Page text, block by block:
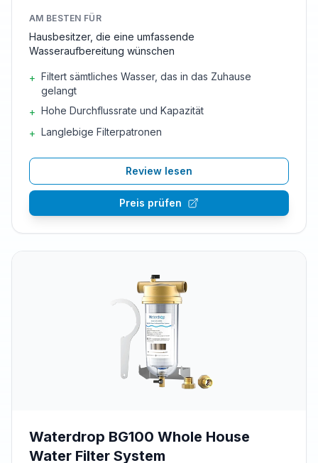
AM BESTEN FÜR
Hausbesitzer, die eine umfassende
Wasseraufbereitung wünschen
+ Filtert sämtliches Wasser, das in das Zuhause
gelangt
+ Hohe Durchflussrate und Kapazität
+ Langlebige Filterpatronen
Review lesen
Preis prüfen
Waterdrop BG100 Whole House
Water Filter System